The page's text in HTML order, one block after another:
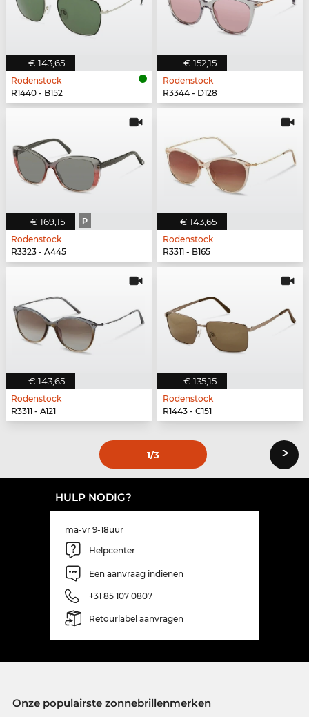
€ 143,65
Rodenstock
R1440 - B152
€ 152,15
Rodenstock
R3344 - D128
€ 169,15 P
Rodenstock
R3323 - A445
€ 143,65
Rodenstock
R3311 - B165
€ 143,65
Rodenstock
R3311 - A121
€ 135,15
Rodenstock
R1443 - C151
1/3 ›
HULP NODIG?
ma-vr 9-18uur
Helpcenter
Een aanvraag indienen
+31 85 107 0807
Retourlabel aanvragen
Onze populairste zonnebrillenmerken